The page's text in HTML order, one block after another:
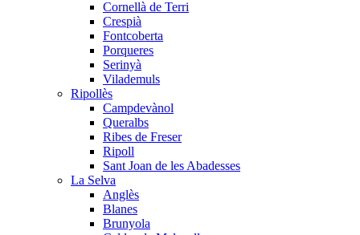
Cornellà de Terri
Crespià
Fontcoberta
Porqueres
Serinyà
Vilademuls
Ripollès
Campdevànol
Queralbs
Ribes de Freser
Ripoll
Sant Joan de les Abadesses
La Selva
Anglès
Blanes
Brunyola